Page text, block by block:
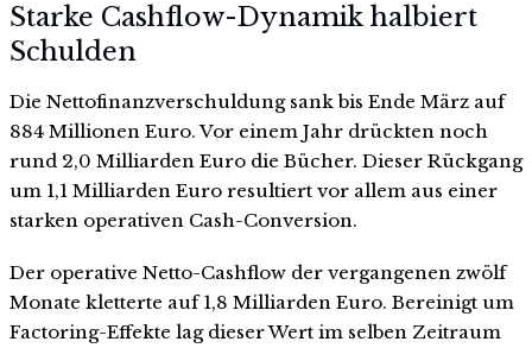
Starke Cashflow-Dynamik halbiert
Schulden
Die Nettofinanzverschuldung sank bis Ende März auf
884 Millionen Euro. Vor einem Jahr drückten noch
rund 2,0 Milliarden Euro die Bücher. Dieser Rückgang
um 1,1 Milliarden Euro resultiert vor allem aus einer
starken operativen Cash-Conversion.
Der operative Netto-Cashflow der vergangenen zwölf
Monate kletterte auf 1,8 Milliarden Euro. Bereinigt um
Factoring-Effekte lag dieser Wert im selben Zeitraum